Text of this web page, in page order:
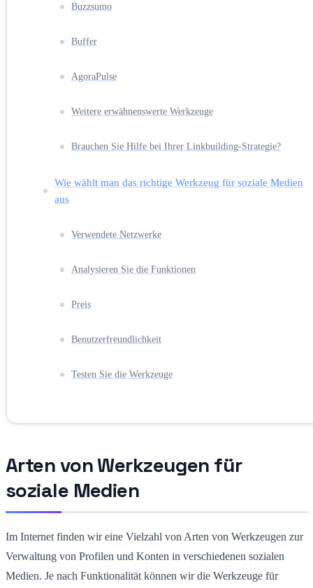
Buzzsumo
Buffer
AgoraPulse
Weitere erwähnenswerte Werkzeuge
Brauchen Sie Hilfe bei Ihrer Linkbuilding-Strategie?
Wie wählt man das richtige Werkzeug für soziale Medien
aus
Verwendete Netzwerke
Analysieren Sie die Funktionen
Preis
Benutzerfreundlichkeit
Testen Sie die Werkzeuge
Arten von Werkzeugen für
soziale Medien
Im Internet finden wir eine Vielzahl von Arten von Werkzeugen zur
Verwaltung von Profilen und Konten in verschiedenen sozialen
Medien. Je nach Funktionalität können wir die Werkzeuge für